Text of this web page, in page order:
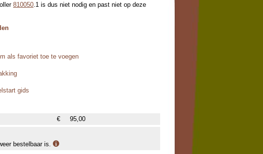
810050 .1 is dus niet nodig en past niet op deze
als favoriet toe te voegen
gids
€
95,00
bestelbaar is.